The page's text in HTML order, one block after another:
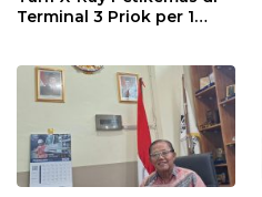
Terminal 3 Priok per 1